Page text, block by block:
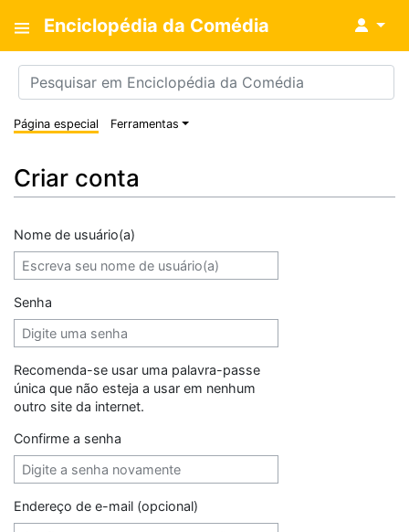
Enciclopédia da Comédia ↓
Página especial Ferramentas
Criar conta
Nome de usuário(a)
Senha
Recomenda-se usar uma palavra-passe
única que não esteja a usar em nenhum
outro site da internet.
Confirme a senha
Endereço de e-mail (opcional)